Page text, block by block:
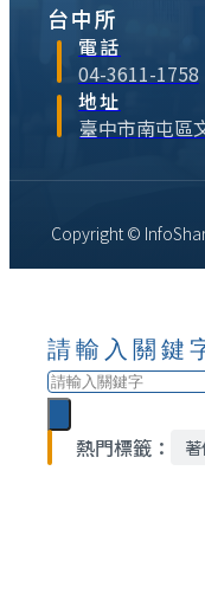
台中所
電話
04-3611-1758
地址
臺中市南屯區
Copyright ©
請輸入關鍵
搜
尋
熱門標籤：